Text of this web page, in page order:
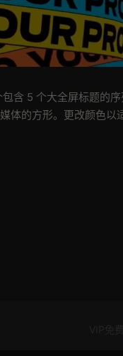
含 5 个大全屏标题的
体的方形。更改颜色以